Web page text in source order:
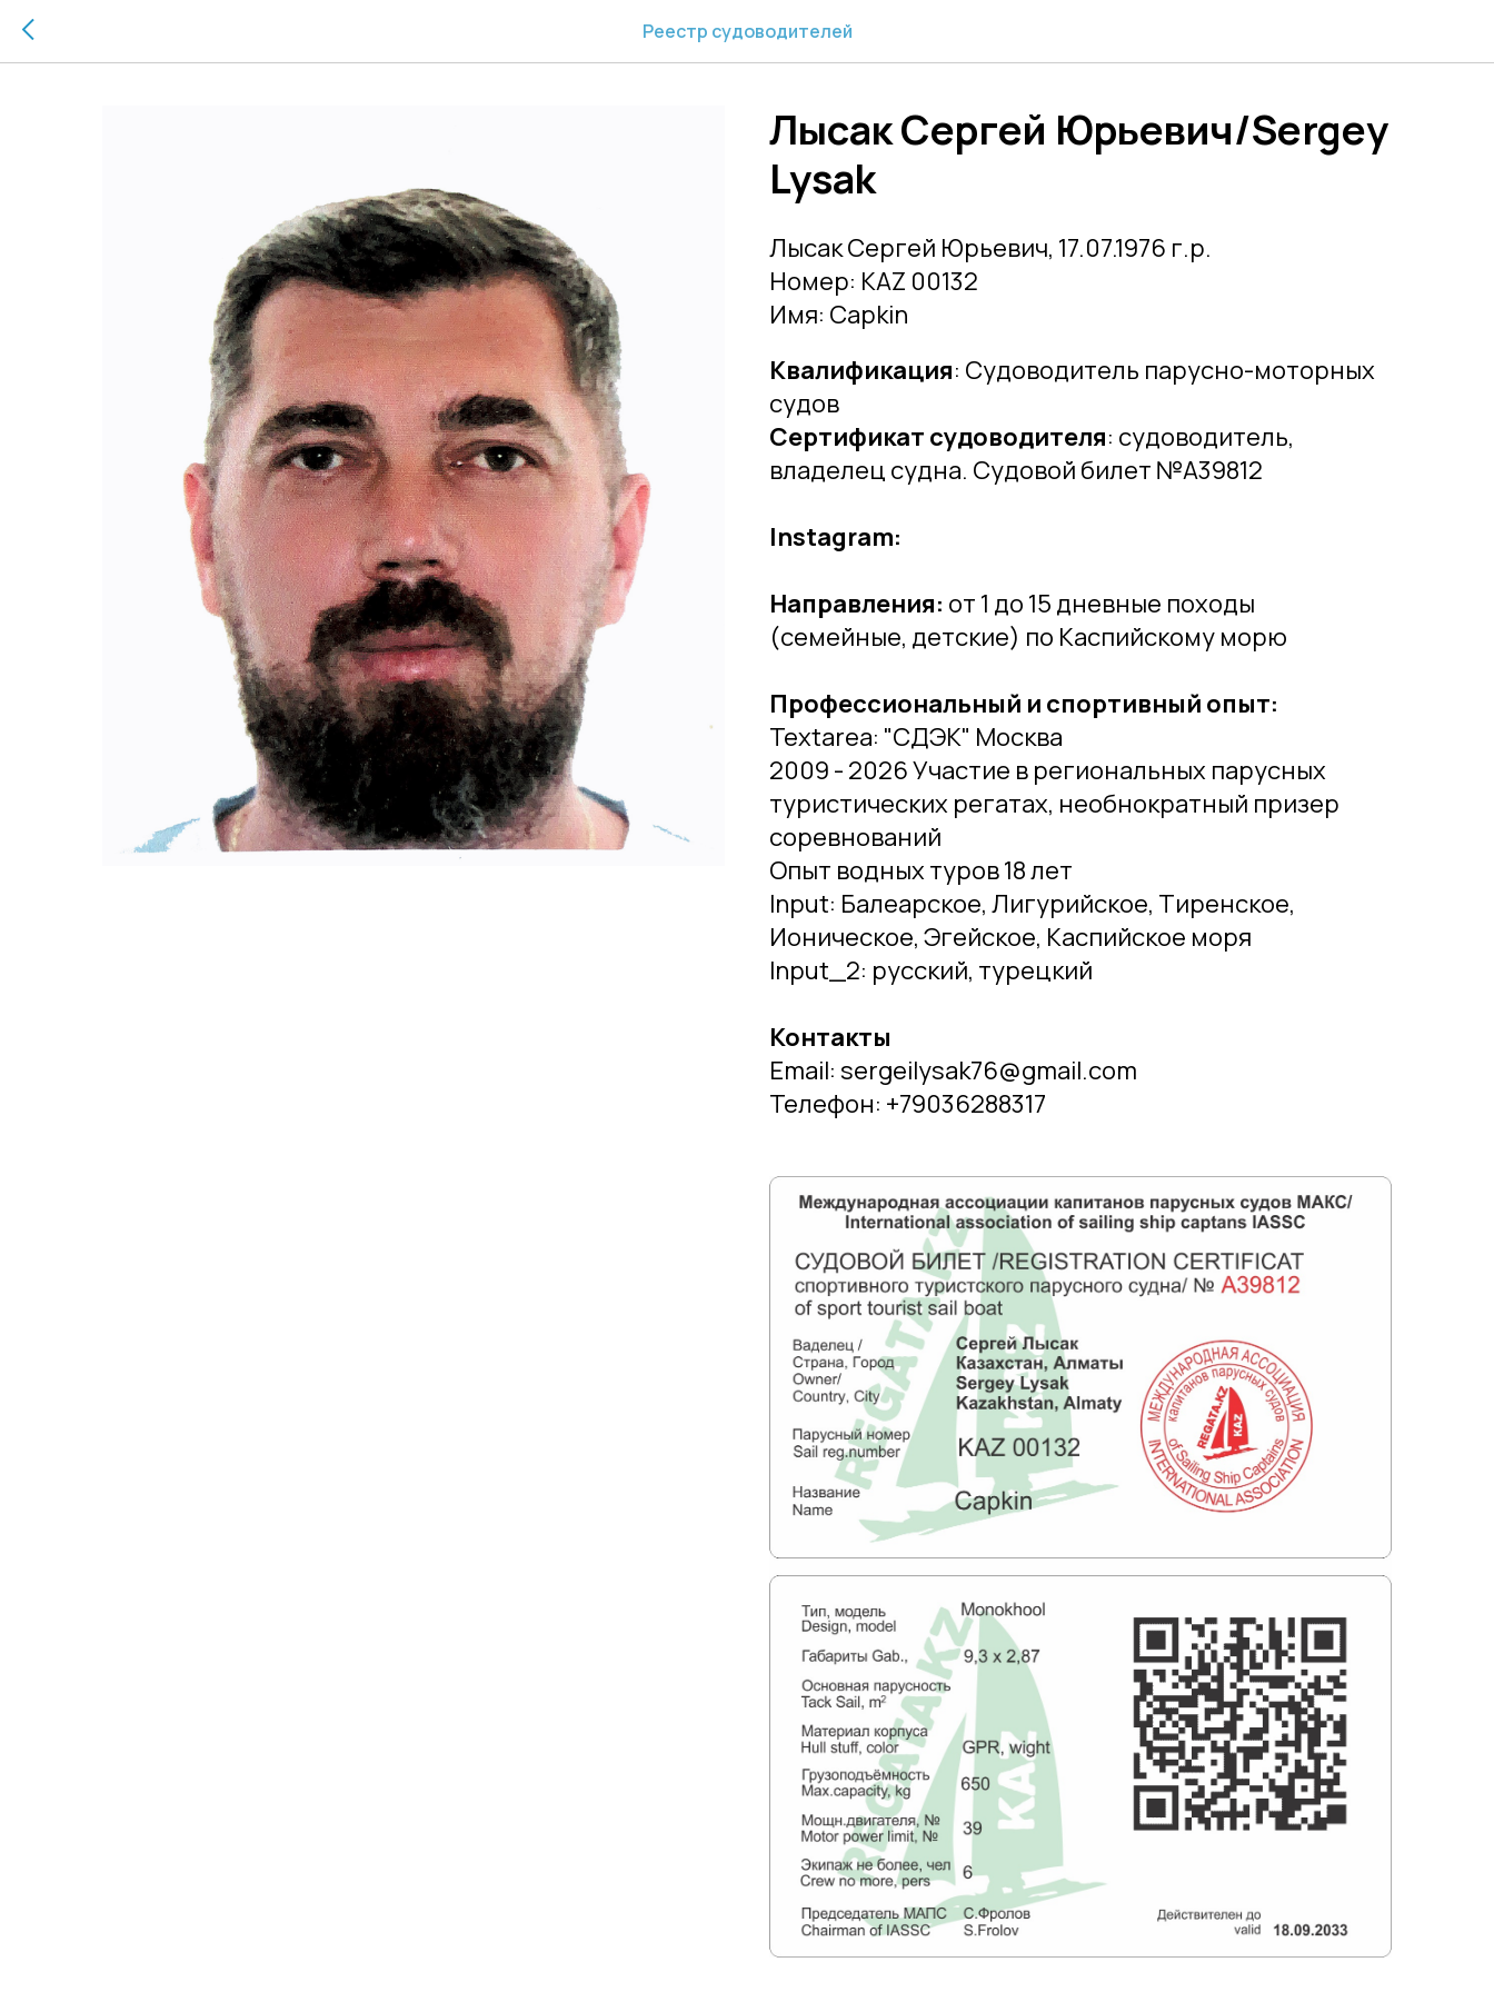
Реестр судоводителей
Лысак Сергей Юрьевич/Sergey
Lysak
Лысак Сергей Юрьевич, 17.07.1976 г.р.
Номер: KAZ 00132
Имя: Capkin
Квалификация: Судоводитель парусно-моторных
судов
Сертификат судоводителя: судоводитель,
владелец судна. Судовой билет №А39812
Instagram:
Направления: от 1 до 15 дневные походы
(семейные, детские) по Каспийскому морю
Профессиональный и спортивный опыт:
Textarea: "СДЭК" Москва
2009 - 2026 Участие в региональных парусных
туристических регатах, необнократный призер
соревнований
Опыт водных туров 18 лет
Input: Балеарское, Лигурийское, Тиренское,
Ионическое, Эгейское, Каспийское моря
Input_2: русский, турецкий
Контакты
Email: sergeilysak76@gmail.com
Телефон: +79036288317